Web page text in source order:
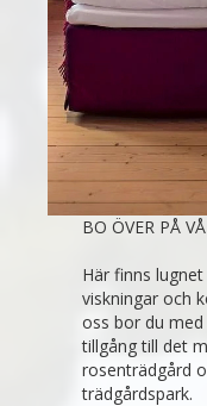
BO ÖVER PÅ
Här finns
viskningar och
oss bor du
tillgång till det
rosenträdgård
trädgårdspark.